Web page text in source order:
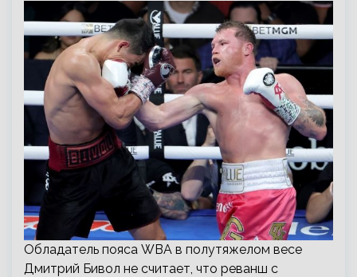
Обладатель пояса WBA в полутяжелом весе
Дмитрий Бивол не считает, что реванш с